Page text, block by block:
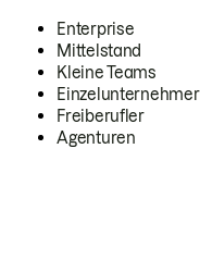
Enterprise
Mittelstand
Kleine Teams
Einzelunternehmer
Freiberufler
Agenturen